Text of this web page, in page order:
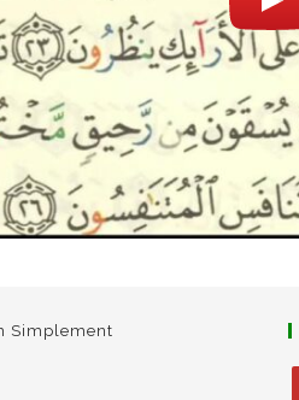
Simplement